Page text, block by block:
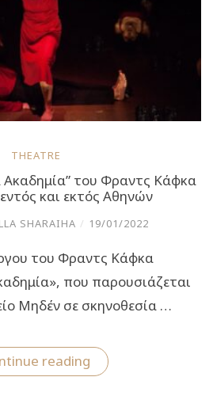
THEATRE
Ακαδημία” του Φραντς Κάφκα
και εκτός Αθηνών
SHARAIHA / 19/01/2022
του Φραντς Κάφκα
που παρουσιάζεται
Μηδέν σε σκηνοθεσία …
reading“Η
“Αναφορά